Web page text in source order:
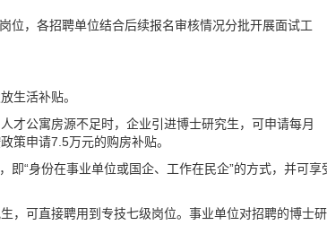
位，各招聘单位结合后续报名审核情况分批开展面试工
生活补贴。
才公寓房源不足时，企业引进博士研究生，可申请每月
策申请7.5万元的购房补贴。
即“身份在事业单位或国企、工作在民企”的方式，并可享
，可直接聘用到专技七级岗位。事业单位对招聘的博士研